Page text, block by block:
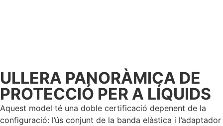
ULLERA PANORÀMICA DE
PROTECCIÓ PER A LÍQUIDS
Aquest model té una doble certificació depenent de la
configuració: l’ús conjunt de la banda elàstica i l’adaptador